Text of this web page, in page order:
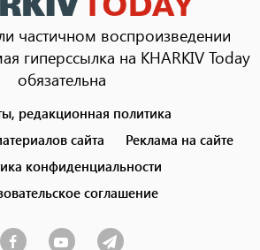
частичном воспроизведении
гиперссылка на KHARKIV Today
обязательна
редакционная политика
сайта
Реклама на сайте
конфиденциальности
соглашение